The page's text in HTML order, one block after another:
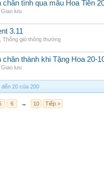
chân tình qua mẫu Hoa Tiền
Giao lưu
3.11
Thông gió thông thường
chân thành khi Tặng Hoa 20-
Giao lưu
đến 20 của 200
6 → 10 Tiếp >